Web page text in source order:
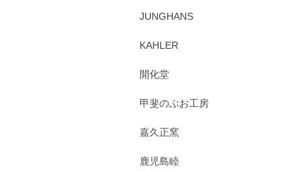
JUNGHANS
KAHLER
開化堂
甲斐のぶお工房
嘉久正窯
鹿児島睦